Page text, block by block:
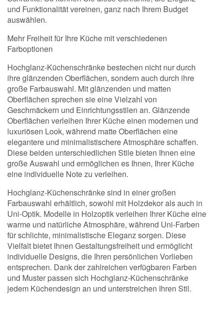
und Funktionalität vereinen, ganz nach Ihrem Budget
auswählen.
Mehr Freiheit für Ihre Küche mit verschiedenen
Farboptionen
Hochglanz-Küchenschränke bestechen nicht nur durch
ihre glänzenden Oberflächen, sondern auch durch ihre
große Farbauswahl. Mit glänzenden und matten
Oberflächen sprechen sie eine Vielzahl von
Geschmäckern und Einrichtungsstilen an. Glänzende
Oberflächen verleihen Ihrer Küche einen modernen und
luxuriösen Look, während matte Oberflächen eine
elegantere und minimalistischere Atmosphäre schaffen.
Diese beiden unterschiedlichen Stile bieten Ihnen eine
große Auswahl und ermöglichen es Ihnen, Ihrer Küche
eine individuelle Note zu verleihen.
Hochglanz-Küchenschränke sind in einer großen
Farbauswahl erhältlich, sowohl mit Holzdekor als auch in
Uni-Optik. Modelle in Holzoptik verleihen Ihrer Küche eine
warme und natürliche Atmosphäre, während Uni-Farben
für schlichte, minimalistische Eleganz sorgen. Diese
Vielfalt bietet Ihnen Gestaltungsfreiheit und ermöglicht
individuelle Designs, die Ihren persönlichen Vorlieben
entsprechen. Dank der zahlreichen verfügbaren Farben
und Muster passen sich Hochglanz-Küchenschränke
jedem Küchendesign an und unterstreichen Ihren Stil.